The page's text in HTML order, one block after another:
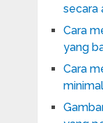
secara
Cara
yang
Cara